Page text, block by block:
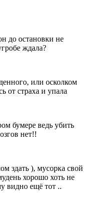
до остановки не
ждала?
или осколком
от страха и упала
бумере ведь убить
нет!!
здать ), мусорка свой
хорошо хоть не
видно ещё тот ..